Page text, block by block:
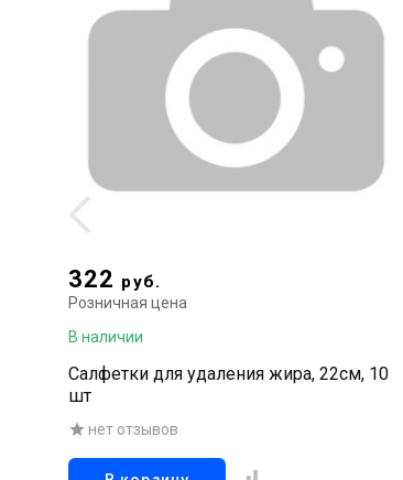
322 руб.
Розничная цена
В наличии
Салфетки для удаления жира, 22см, 10
шт
нет отзывов